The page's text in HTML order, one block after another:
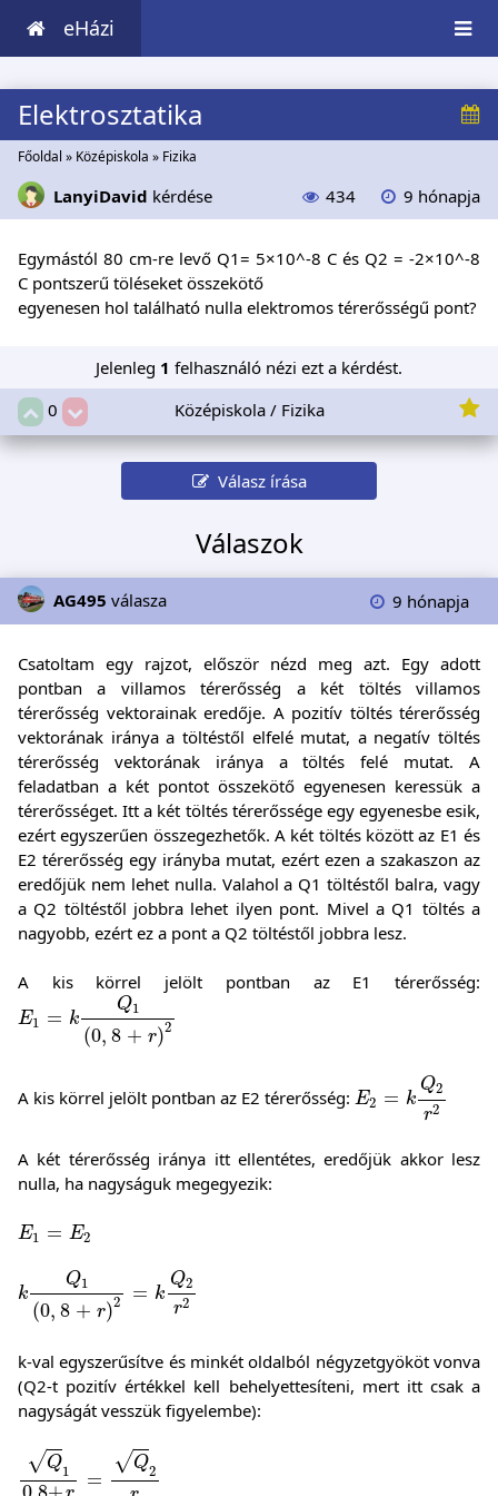
eHázi
Elektrosztatika
Főoldal » Középiskola » Fizika
LanyiDavid kérdése 434 9 hónapja
Egymástól 80 cm-re levő Q1= 5×10^-8 C és Q2 = -2×10^-8
C pontszerű töléseket összekötő
egyenesen hol található nulla elektromos térerősségű pont?
Jelenleg 1 felhasználó nézi ezt a kérdést.
0
Középiskola / Fizika
Válasz írása
Válaszok
AG495 válasza 9 hónapja
Csatoltam egy rajzot, először nézd meg azt. Egy adott
pontban a villamos térerősség a két töltés villamos
térerősség vektorainak eredője. A pozitív töltés térerősség
vektorának iránya a töltéstől elfelé mutat, a negatív töltés
térerősség vektorának iránya a töltés felé mutat. A
feladatban a két pontot összekötő egyenesen keressük a
térerősséget. Itt a két töltés térerőssége egy egyenesbe esik,
ezért egyszerűen összegezhetők. A két töltés között az E1 és
E2 térerősség egy irányba mutat, ezért ezen a szakaszon az
eredőjük nem lehet nulla. Valahol a Q1 töltéstől balra, vagy
a Q2 töltéstől jobbra lehet ilyen pont. Mivel a Q1 töltés a
nagyobb, ezért ez a pont a Q2 töltéstől jobbra lesz.
A kis körrel jelölt pontban az E1 térerősség:
E1 = k
Q1
(0, 8 + r)2
E kQ 0,8+r
A kis körrel jelölt pontban az E2 térerősség: E2 = k
Q2
r2
2r2
A két térerősség iránya itt ellentétes, eredőjük akkor lesz
nulla, ha nagyságuk megegyezik:
E1 = E2
E1 =E 2
k
Q1
(0, 8 + r)2 = k
Q2
r2
0,8 2r2
k-val egyszerűsítve és minkét oldalból négyzetgyököt vonva
(Q2-t pozitív értékkel kell behelyettesíteni, mert itt csak a
nagyságát vesszük figyelembe):
√Q1 =
√Q2
10,8 r